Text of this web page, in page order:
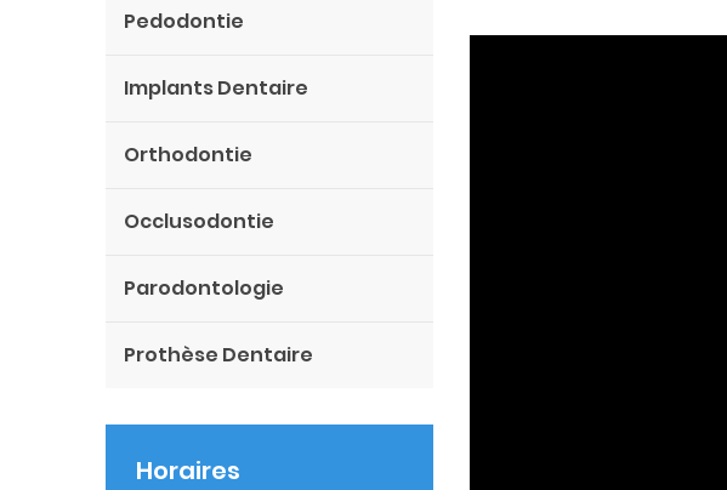
Pedodontie
Implants Dentaire
Orthodontie
Occlusodontie
Parodontologie
Prothèse Dentaire
Horaires